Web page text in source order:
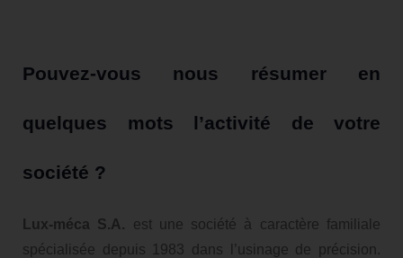
Pouvez-vous nous résumer en
quelques mots l’activité de votre
société ?
Lux-méca S.A. est une société à caractère familiale
spécialisée depuis 1983 dans l’usinage de précision.